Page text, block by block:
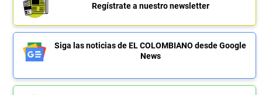
Regístrate a nuestro newsletter
Siga las noticias de EL COLOMBIANO desde Google
News